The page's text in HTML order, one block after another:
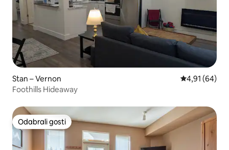
Stan – Vernon Prosječna
4,91 (64)
Foothills Hideaway
Odabrali gosti
Odabrali gosti